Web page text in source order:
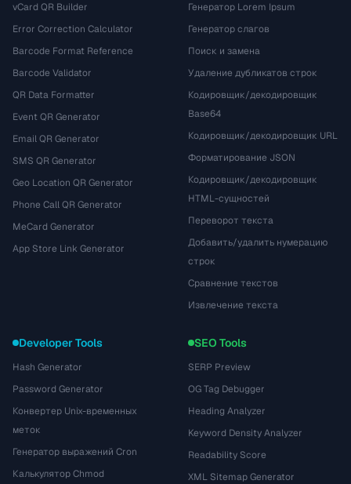
vCard QR Builder
Error Correction Calculator
Barcode Format Reference
Barcode Validator
QR Data Formatter
Event QR Generator
Email QR Generator
SMS QR Generator
Geo Location QR Generator
Phone Call QR Generator
MeCard Generator
App Store Link Generator
Генератор Lorem Ipsum
Генератор слагов
Поиск и замена
Удаление дубликатов строк
Кодировщик/декодировщик
Base64
Кодировщик/декодировщик URL
Форматирование JSON
Кодировщик/декодировщик
HTML-сущностей
Переворот текста
Добавить/удалить нумерацию
строк
Сравнение текстов
Извлечение текста
Developer Tools
Hash Generator
Password Generator
Конвертер Unix-временных
меток
Генератор выражений Cron
Калькулятор Chmod
SEO Tools
SERP Preview
OG Tag Debugger
Heading Analyzer
Keyword Density Analyzer
Readability Score
XML Sitemap Generator